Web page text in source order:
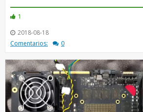
1
2018-08-18
Comentarios:
0